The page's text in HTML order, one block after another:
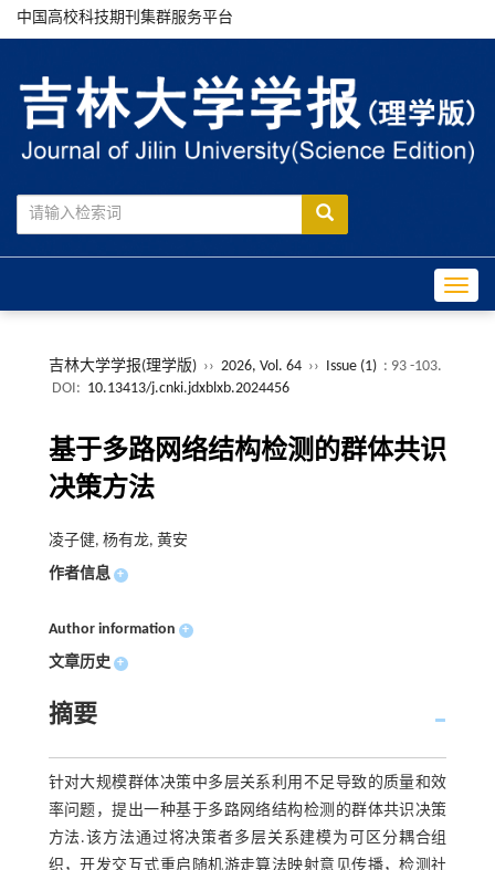
中国高校科技期刊集群服务平台
吉林大学学报(理学版) ›› 2026, Vol. 64 ›› Issue (1) : 93 -103.
DOI: 10.13413/j.cnki.jdxblxb.2024456
基于多路网络结构检测的群体共识
决策方法
凌子健, 杨有龙, 黄安
作者信息 +
Author information +
文章历史 +
摘要
针对大规模群体决策中多层关系利用不足导致的质量和效
率问题，提出一种基于多路网络结构检测的群体共识决策
方法.该方法通过将决策者多层关系建模为可区分耦合组
织，开发交互式重启随机游走算法映射意见传播，检测社